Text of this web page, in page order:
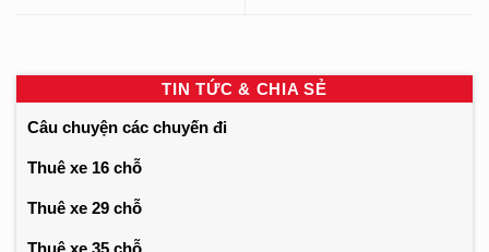
TIN TỨC & CHIA SẺ
Câu chuyện các chuyến đi
Thuê xe 16 chỗ
Thuê xe 29 chỗ
Thuê xe 35 chỗ